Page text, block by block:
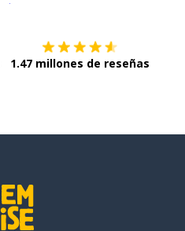
1.47 millones de reseñas